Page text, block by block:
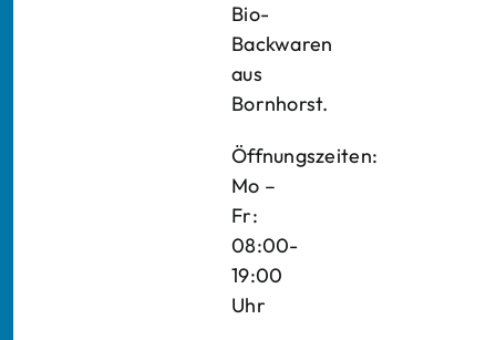
Bio-
Backwaren
aus
Bornhorst.
Öffnungszeiten:
Mo –
Fr:
08:00-
19:00
Uhr